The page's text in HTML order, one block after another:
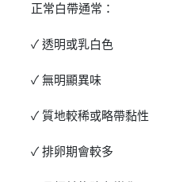
正常白帶通常：
✓ 透明或乳白色
✓ 無明顯異味
✓ 質地較稀或略帶黏性
✓ 排卵期會較多